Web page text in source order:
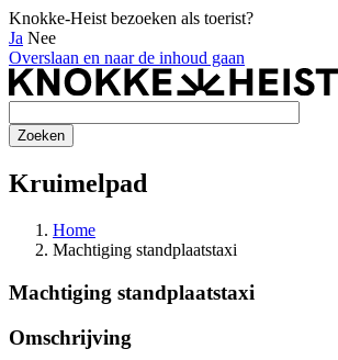
Knokke-Heist bezoeken als toerist?
Ja Nee
Overslaan en naar de inhoud gaan
Kruimelpad
Home
Machtiging standplaatstaxi
Machtiging standplaatstaxi
Omschrijving